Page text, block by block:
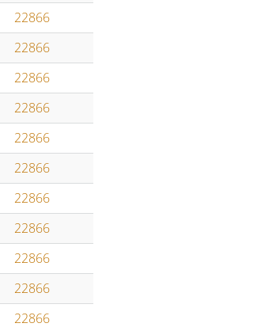
22866
22866
22866
22866
22866
22866
22866
22866
22866
22866
22866